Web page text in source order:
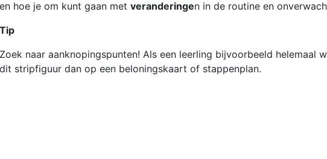
en hoe je om kunt gaan met veranderingen in de routine en
Tip
Zoek naar aanknopingspunten! Als een leerling bijvoorbeeld helemaal
dit stripfiguur dan op een beloningskaart of stappenplan.